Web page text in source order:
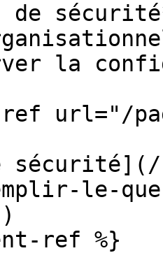
de
la
url="/
le-
ref %}